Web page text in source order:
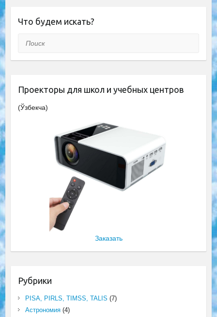
Что будем искать?
Поиск
Проекторы для школ и учебных центров
(Ўзбекча)
Заказать
Рубрики
PISA, PIRLS, TIMSS, TALIS (7)
Астрономия(4)